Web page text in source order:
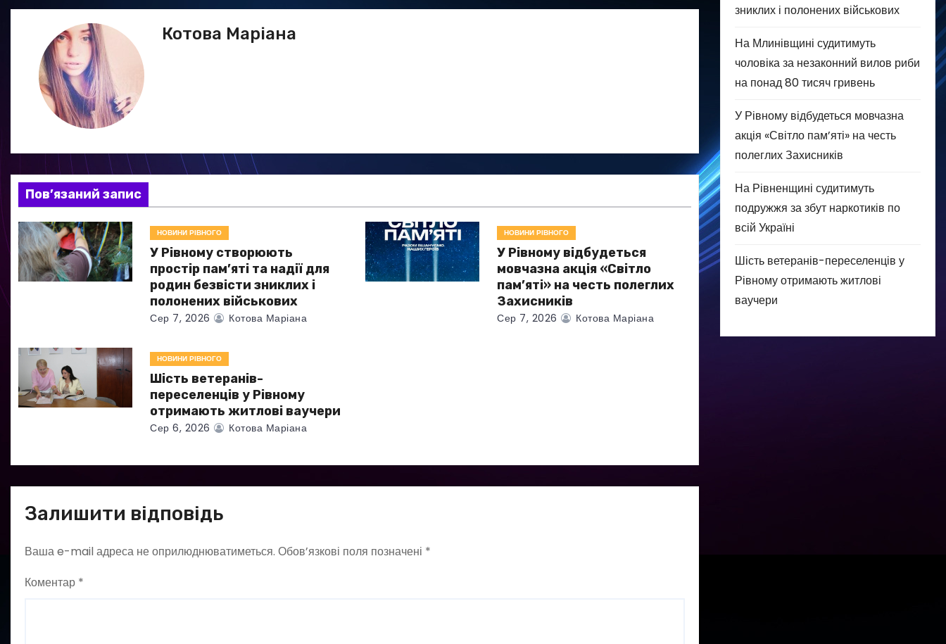
в
і
я
з
а
п
в
Котова Маріана
Пов’язаний запис
НОВИНИ РІВНОГО
У Рівному створюють
простір пам’яті та надії для
родин безвісти зниклих і
полонених військових
Сер 7, 2026 Котова Маріана
НОВИНИ РІВНОГО
У Рівному відбудеться
мовчазна акція «Світло
пам’яті» на честь полеглих
Захисників
Сер 7, 2026 Котова Маріана
НОВИНИ РІВНОГО
Шість ветеранів-
переселенців у Рівному
отримають житлові ваучери
Сер 6, 2026 Котова Маріана
Залишити відповідь
Ваша e-mail адреса не оприлюднюватиметься. Обов’язкові поля позначені *
Коментар *
зниклих і полонених військових
На Млинівщині судитимуть
чоловіка за незаконний вилов риби
на понад 80 тисяч гривень
У Рівному відбудеться мовчазна
акція «Світло пам’яті» на честь
полеглих Захисників
На Рівненщині судитимуть
подружжя за збут наркотиків по
всій Україні
Шість ветеранів-переселенців у
Рівному отримають житлові
ваучери